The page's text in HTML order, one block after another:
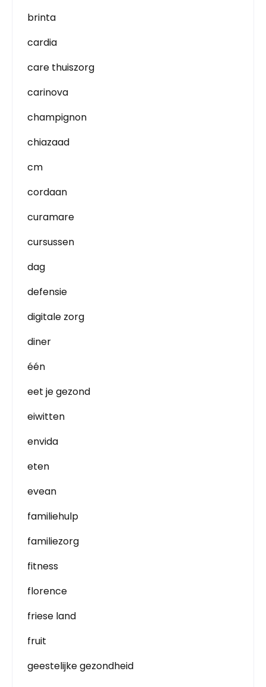
brinta
cardia
care thuiszorg
carinova
champignon
chiazaad
cm
cordaan
curamare
cursussen
dag
defensie
digitale zorg
diner
één
eet je gezond
eiwitten
envida
eten
evean
familiehulp
familiezorg
fitness
florence
friese land
fruit
geestelijke gezondheid